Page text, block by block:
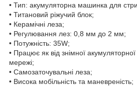
• Тип: акумуляторна машинка для
• Титановий ріжучий блок;
• Керамічні леза;
• Регулювання лез: 0,8 мм до 2 мм;
• Потужність: 35W;
• Працює як від знімної акумуляторної
мережі;
• Самозаточувальні леза;
• Висока мобільність та маневреність;